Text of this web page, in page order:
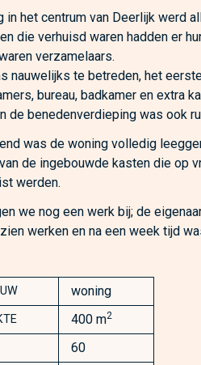
in het centrum van Deerlijk werd
die verhuisd waren hadden er
verzamelaars.
nauwelijks te betreden, het
bureau, badkamer en extra
de benedenverdieping was ook
was de woning volledig
de ingebouwde kasten die op
werden.
we nog een werk bij; de
werken en na een week tijd
woning
400 m2
60